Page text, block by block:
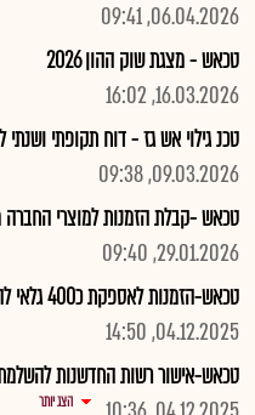
06.04.2026, 09:41
טכאש - מצגת שוק ההון 2026
16.03.2026, 16:02
טכנ גילוי אש גז - דוח תקופתי ושנתי
09.03.2026, 09:38
טכאש -קבלת הזמנות למוצרי החברה מ-3 לקוחות, צפי תמורה
29.01.2026, 09:40
טכאש-הזמנות לאספקת כ400 גלאי להבה שונים, תמורה צפויה כ700א$
04.12.2025, 14:50
טכאש-אישור רשות החדשנות להשלמת
הצג יותר